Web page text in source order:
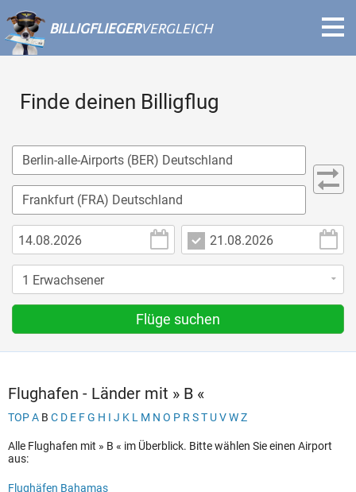
BILLIGFLIEGERVERGLEICH
Finde deinen Billigflug
Flüge suchen
Flughafen - Länder mit » B «
TOPA B C D E FG H I J K L M N O P R ST UVWZ
Alle Flughafen mit » B « im Überblick. Bitte wählen Sie einen Airport
aus:
Flughäfen Bahamas